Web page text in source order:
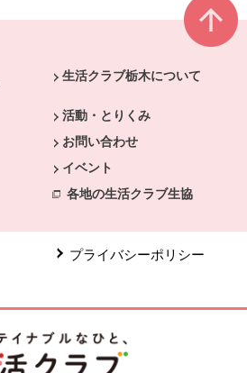
生活クラブ栃木について
活動・とりくみ
お問い合わせ
イベント
各地の生活クラブ生協
プライバシーポリシー